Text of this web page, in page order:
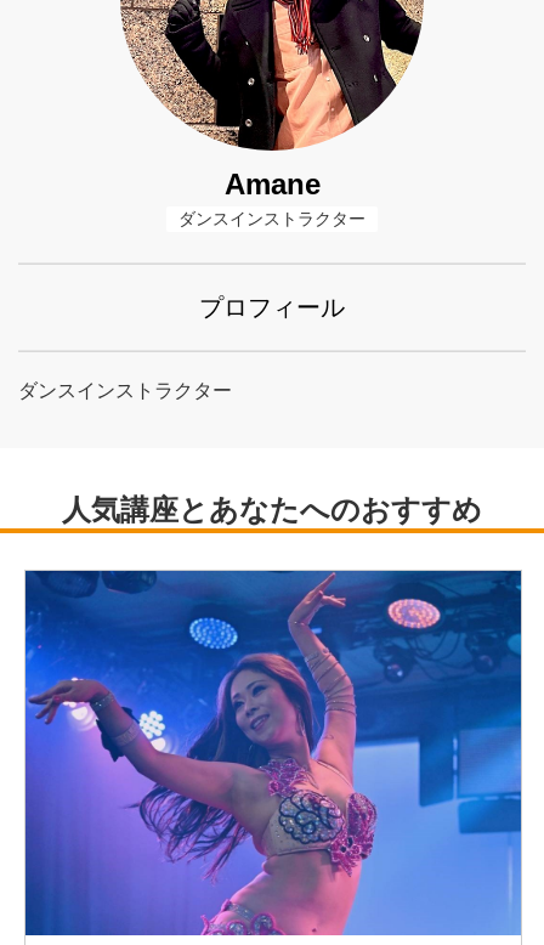
Amane
ダンスインストラクター
プロフィール
ダンスインストラクター